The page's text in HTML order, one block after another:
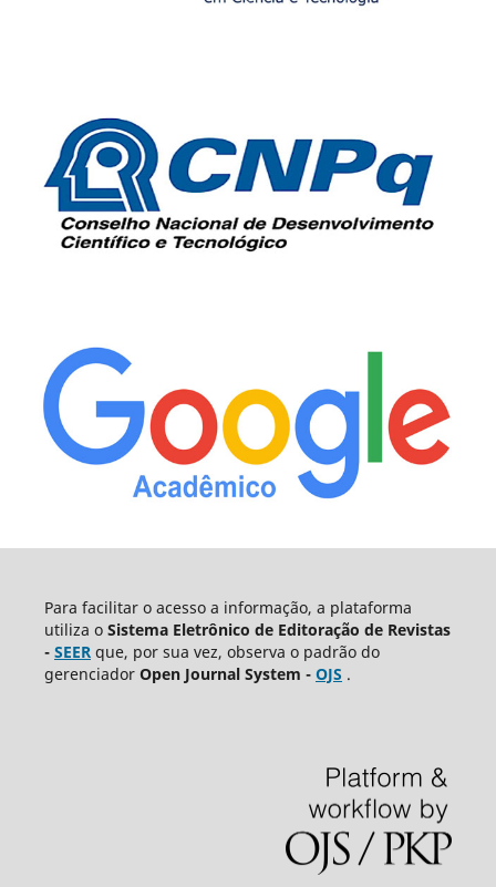
Para facilitar o acesso a informação, a plataforma
utiliza o Sistema Eletrônico de Editoração de Revistas
- SEERque, por sua vez, observa o padrão do
gerenciador Open Journal System - OJS .